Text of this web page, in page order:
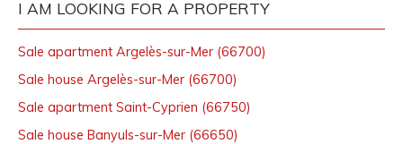
I AM LOOKING FOR A PROPERTY
Sale apartment Argelès-sur-Mer (66700)
Sale house Argelès-sur-Mer (66700)
Sale apartment Saint-Cyprien (66750)
Sale house Banyuls-sur-Mer (66650)